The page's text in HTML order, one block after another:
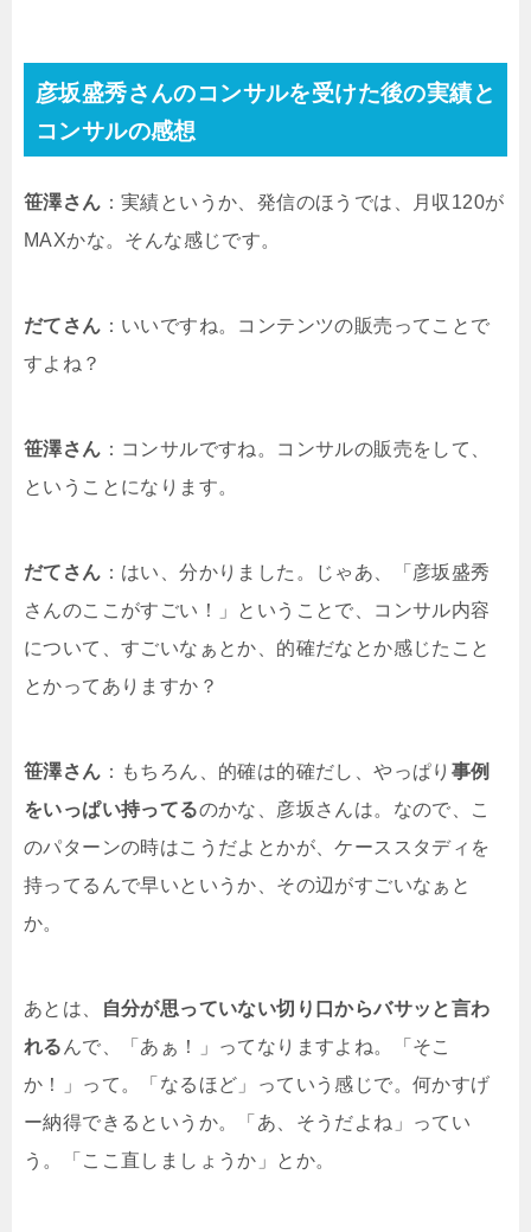
彦坂盛秀さんのコンサルを受けた後の実績と
コンサルの感想
笹澤さん ：実績というか、発信のほうでは、月収120が
MAXかな。そんな感じです。
だてさん ：いいですね。コンテンツの販売ってことで
すよね？
笹澤さん ：コンサルですね。コンサルの販売をして、
ということになります。
だてさん ：はい、分かりました。じゃあ、「彦坂盛秀
さんのここがすごい！」ということで、コンサル内容
について、すごいなぁとか、的確だなとか感じたこと
とかってありますか？
笹澤さん ：もちろん、的確は的確だし、やっぱり 事例
をいっぱい持ってるのかな、彦坂さんは。なので、こ
のパターンの時はこうだよとかが、ケーススタディを
持ってるんで早いというか、その辺がすごいなぁと
か。
あとは、
自分が思っていない切り口からバサッと言わ
れる んで、「あぁ！」ってなりますよね。「そこ
か！」って。「なるほど」っていう感じで。何かすげ
ー納得できるというか。「あ、そうだよね」ってい
う。「ここ直しましょうか」とか。